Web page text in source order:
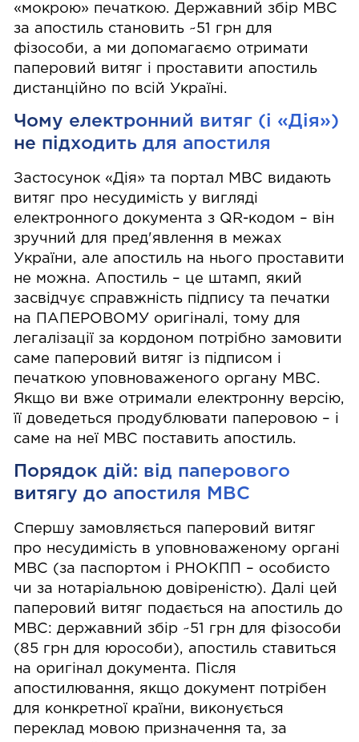
«мокрою» печаткою. Державний збір МВС
за апостиль становить ~51 грн для
фізособи, а ми допомагаємо отримати
паперовий витяг і проставити апостиль
дистанційно по всій Україні.
Чому електронний витяг (і «Дія»)
не підходить для апостиля
Застосунок «Дія» та портал МВС видають
витяг про несудимість у вигляді
електронного документа з QR-кодом – він
зручний для пред'явлення в межах
України, але апостиль на нього проставити
не можна. Апостиль – це штамп, який
засвідчує справжність підпису та печатки
на ПАПЕРОВОМУ оригіналі, тому для
легалізації за кордоном потрібно замовити
саме паперовий витяг із підписом і
печаткою уповноваженого органу МВС.
Якщо ви вже отримали електронну версію,
її доведеться продублювати паперовою – і
саме на неї МВС поставить апостиль.
Порядок дій: від паперового
витягу до апостиля МВС
Спершу замовляється паперовий витяг
про несудимість в уповноваженому органі
МВС (за паспортом і РНОКПП – особисто
чи за нотаріальною довіреністю). Далі цей
паперовий витяг подається на апостиль до
МВС: державний збір ~51 грн для фізособи
(85 грн для юрособи), апостиль ставиться
на оригінал документа. Після
апостилювання, якщо документ потрібен
для конкретної країни, виконується
переклад мовою призначення та, за